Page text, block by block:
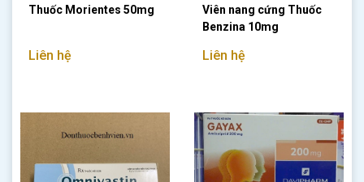
Thuốc Morientes 50mg
Liên hệ
Viên nang cứng Thuốc
Benzina 10mg
Liên hệ